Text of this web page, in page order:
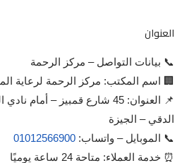
العنوان
📞 بيانات التواصل – مركز الرحمة
🏢 اسم المكتب: مركز الرحمة لرعاية
📌 العنوان: 45 شارع قمبيز –
الدقي – الجيزة
📞 الموبايل – واتساب:01012566900
⏰ خدمة العملاء: متاحة 24 ساعة يوميًا